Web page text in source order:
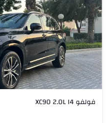
فولفو XC90 2.0L I4